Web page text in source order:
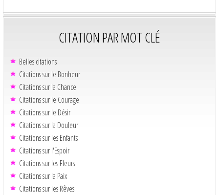
CITATION PAR MOT CLÉ
Belles citations
Citations sur le Bonheur
Citations sur la Chance
Citations sur le Courage
Citations sur le Désir
Citations sur la Douleur
Citations sur les Enfants
Citations sur l'Espoir
Citations sur les Fleurs
Citations sur la Paix
Citations sur les Rêves